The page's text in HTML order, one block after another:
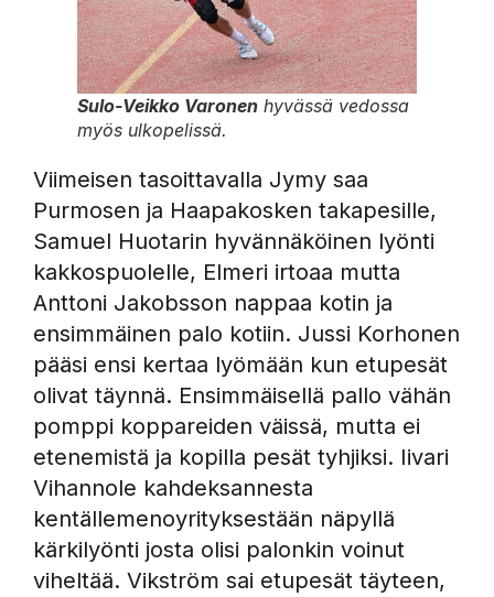
Sulo-Veikko Varonen hyvässä vedossa
myös ulkopelissä.
Viimeisen tasoittavalla Jymy saa
Purmosen ja Haapakosken takapesille,
Samuel Huotarin hyvännäköinen lyönti
kakkospuolelle, Elmeri irtoaa mutta
Anttoni Jakobsson nappaa kotin ja
ensimmäinen palo kotiin. Jussi Korhonen
pääsi ensi kertaa lyömään kun etupesät
olivat täynnä. Ensimmäisellä pallo vähän
pomppi koppareiden väissä, mutta ei
etenemistä ja kopilla pesät tyhjiksi. Iivari
Vihannole kahdeksannesta
kentällemenoyrityksestään näpyllä
kärkilyönti josta olisi palonkin voinut
viheltää. Vikström sai etupesät täyteen,